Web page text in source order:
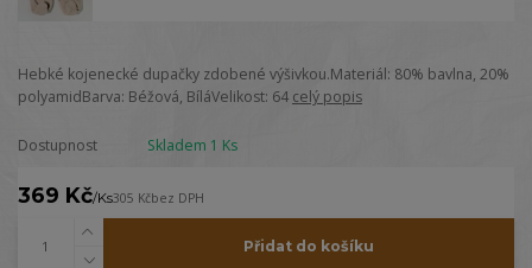
Hebké kojenecké dupačky zdobené výšivkou.Materiál: 80% bavlna, 20%
polyamidBarva: Béžová, BíláVelikost: 64 celý popis
Dostupnost Skladem 1 Ks
369 Kč/Ks305 Kčbez DPH
Přidat do košíku